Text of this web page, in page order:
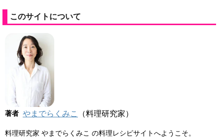
このサイトについて
著者 やまでらくみこ （料理研究家）
料理研究家 やまでらくみこ の料理レシピサイトへようこそ。